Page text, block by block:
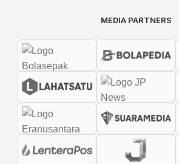
MEDIA PARTNERS